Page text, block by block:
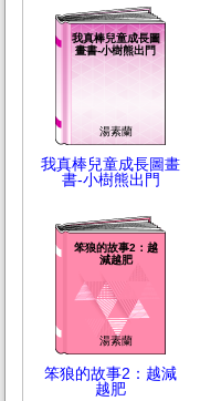
我真棒兒童成長圖
畫書-小樹熊出門
湯素蘭
我真棒兒童成長圖畫
書-小樹熊出門
笨狼的故事2：越
減越肥
湯素蘭
笨狼的故事2：越減
越肥